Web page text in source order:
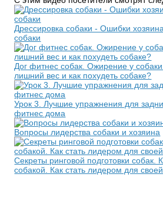
Дрессировка собаки - Ошибки
собаки
Дог фитнес собак. Ожирение у
лишний вес и как похудеть собаке?
Урок 3. Лучшие упражнения для
фитнес дома
Вопросы лидерства собаки и хозяина
Секреты ринговой подготовки собак.
собакой. Как стать лидером для